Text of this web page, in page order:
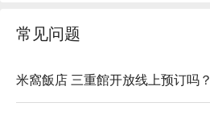
常见问题
米窩飯店 三重館开放线上预订吗？